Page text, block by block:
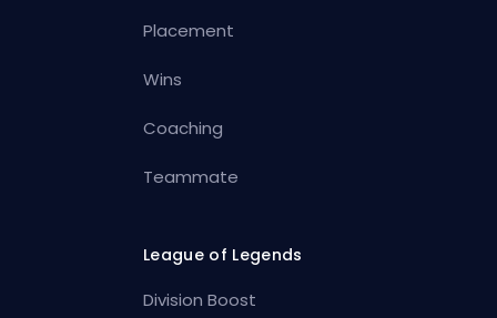
Placement
Wins
Coaching
Teammate
League of Legends
Division Boost